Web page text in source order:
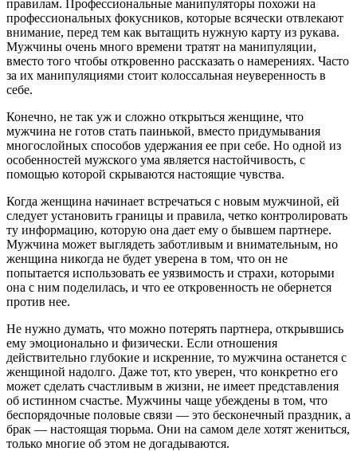
правилам. Профессиональные манипуляторы похожи на
профессиональных фокусников, которые всячески отвлекают
внимание, перед тем как вытащить нужную карту из рукава.
Мужчины очень много времени тратят на манипуляции,
вместо того чтобы откровенно рассказать о намерениях. Часто
за их манипуляциями стоит колоссальная неуверенность в
себе.
Конечно, не так уж и сложно открыться женщине, что
мужчина не готов стать паинькой, вместо придумывания
многослойных способов удержания ее при себе. Но одной из
особенностей мужского ума является настойчивость, с
помощью которой скрываются настоящие чувства.
Когда женщина начинает встречаться с новым мужчиной, ей
следует установить границы и правила, четко контролировать
ту информацию, которую она дает ему о бывшем партнере.
Мужчина может выглядеть заботливым и внимательным, но
женщина никогда не будет уверена в том, что он не
попытается использовать ее уязвимость и страхи, которыми
она с ним поделилась, и что ее откровенность не обернется
против нее.
Не нужно думать, что можно потерять партнера, открывшись
ему эмоционально и физически. Если отношения
действительно глубокие и искренние, то мужчина останется с
женщиной надолго. Даже тот, кто уверен, что конкретно его
может сделать счастливым в жизни, не имеет представления
об истинном счастье. Мужчины чаще убеждены в том, что
беспорядочные половые связи — это бесконечный праздник, а
брак — настоящая тюрьма. Они на самом деле хотят жениться,
только многие об этом не догадываются.